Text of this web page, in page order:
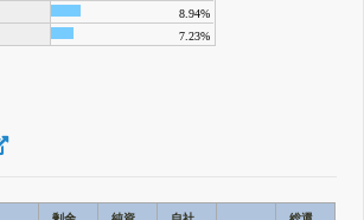
8.94%
7.23%